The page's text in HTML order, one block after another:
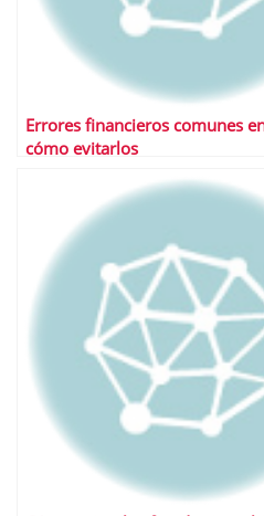
Errores financieros comunes
cómo evitarlos